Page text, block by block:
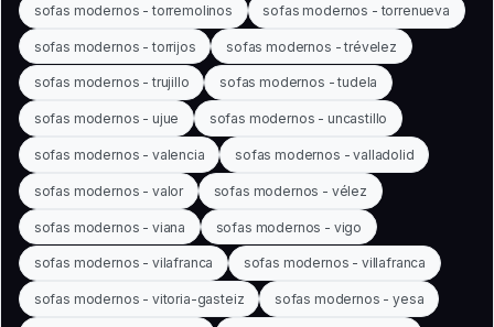
sofas modernos - torremolinos sofas modernos - torrenueva
sofas modernos - torrijos sofas modernos - trévelez
sofas modernos - trujillo sofas modernos - tudela
sofas modernos - ujue sofas modernos - uncastillo
sofas modernos - valencia sofas modernos - valladolid
sofas modernos - valor sofas modernos - vélez
sofas modernos - viana sofas modernos - vigo
sofas modernos - vilafranca sofas modernos - villafranca
sofas modernos - vitoria-gasteiz sofas modernos - yesa